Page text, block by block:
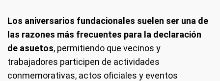
Los aniversarios fundacionales suelen ser una de
las razones más frecuentes para la declaración
de asuetos, permitiendo que vecinos y
trabajadores participen de actividades
conmemorativas, actos oficiales y eventos